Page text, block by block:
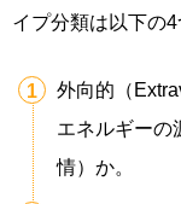
イプ分類は以下の4
外向的（
エネルギーの
情）か。